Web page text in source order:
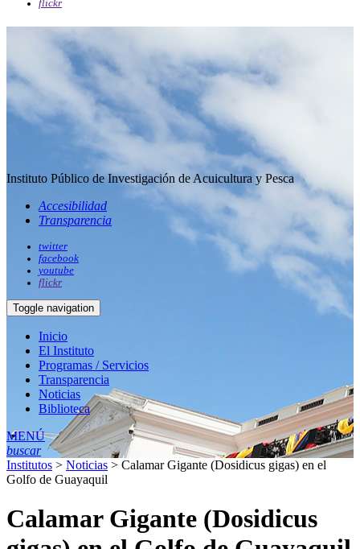
flickr
Instituto Público de Investigación de Acuicultura y Pesca
Accesibilidad
Transparencia
twitter
facebook
youtube
flickr
Toggle navigation
Inicio
El Instituto
Programas / Servicios
Transparencia
Noticias
Biblioteca
MENÚ
buscar
Institutos > Noticias > Calamar Gigante (Dosidicus gigas) en el
Golfo de Guayaquil
Calamar Gigante (Dosidicus